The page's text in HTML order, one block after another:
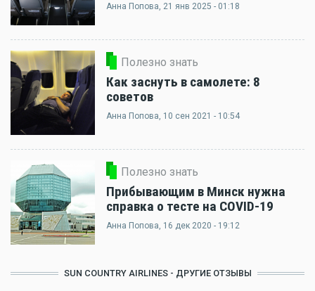
Анна Попова, 21 янв 2025 - 01:18
Полезно знать
Как заснуть в самолете: 8
советов
Анна Попова, 10 сен 2021 - 10:54
Полезно знать
Прибывающим в Минск нужна
справка о тесте на COVID-19
Анна Попова, 16 дек 2020 - 19:12
SUN COUNTRY AIRLINES - ДРУГИЕ ОТЗЫВЫ